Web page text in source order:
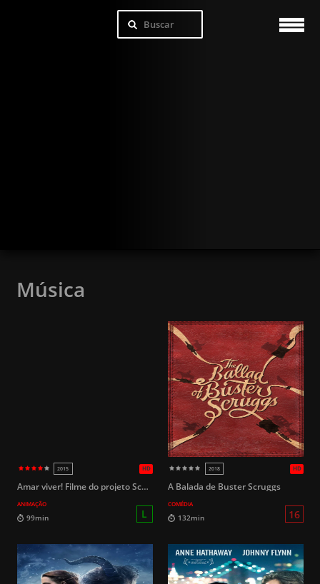
Música
Amar viver! Filme do projeto School Idol
ANIMAÇÃO
A Balada de Buster Scruggs
COMÉDIA